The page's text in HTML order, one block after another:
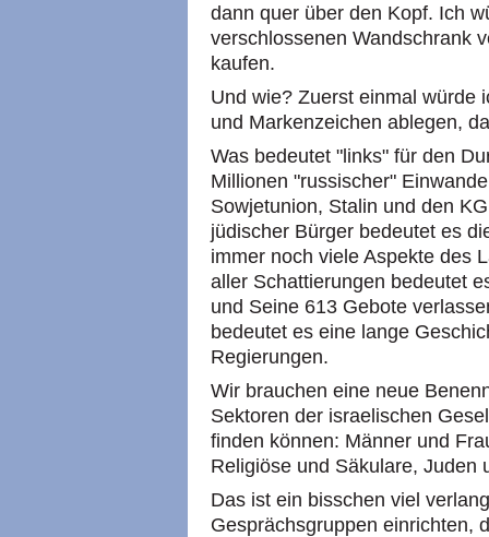
dann quer über den Kopf. Ich
verschlossenen Wandschrank
kaufen.
Und wie? Zuerst einmal würde
und Markenzeichen ablegen,
Was bedeutet "links" für den
Millionen "russischer"
Sowjetunion, Stalin und den
jüdischer Bürger bedeutet es
immer noch viele Aspekte des
aller Schattierungen bedeutet
und Seine 613 Gebote
bedeutet es eine lange
Regierungen.
Wir brauchen eine neue
Sektoren der israelischen
finden können: Männer und
Religiöse und Säkulare, Juden
Das ist ein bisschen viel
Gesprächsgruppen einrichten,